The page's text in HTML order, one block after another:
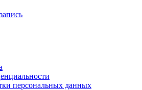
персональных данных